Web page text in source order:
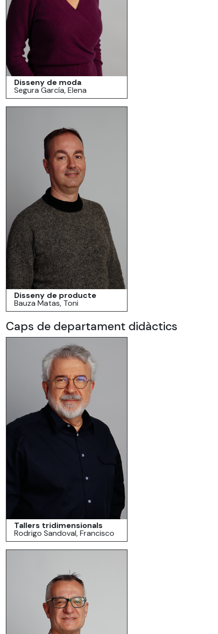
Disseny de moda
Segura García, Elena
Disseny de producte
Bauza Matas, Toni
Caps de departament didàctics
Tallers tridimensionals
Rodrigo Sandoval, Francisco